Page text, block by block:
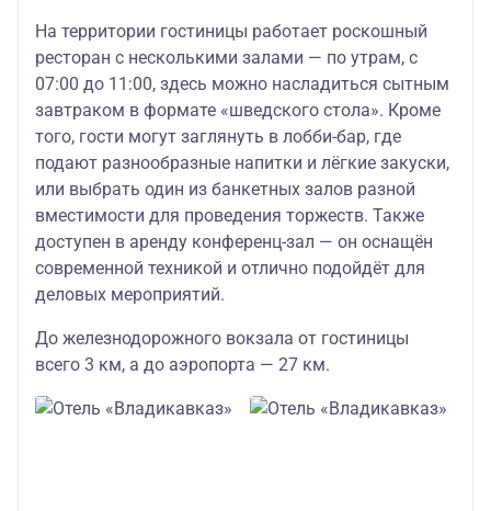
На территории гостиницы работает роскошный
ресторан с несколькими залами — по утрам, с
07:00 до 11:00, здесь можно насладиться сытным
завтраком в формате «шведского стола». Кроме
того, гости могут заглянуть в лобби‑бар, где
подают разнообразные напитки и лёгкие закуски,
или выбрать один из банкетных залов разной
вместимости для проведения торжеств. Также
доступен в аренду конференц‑зал — он оснащён
современной техникой и отлично подойдёт для
деловых мероприятий.
До железнодорожного вокзала от гостиницы
всего 3 км, а до аэропорта — 27 км.